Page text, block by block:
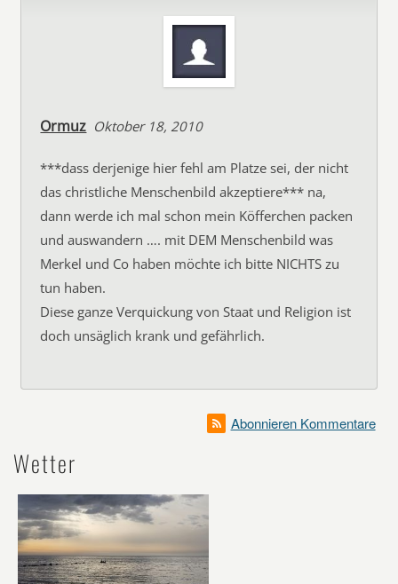
Ormuz Oktober 18, 2010
***dass derjenige hier fehl am Platze sei, der nicht
das christliche Menschenbild akzeptiere*** na,
dann werde ich mal schon mein Köfferchen packen
und auswandern …. mit DEM Menschenbild was
Merkel und Co haben möchte ich bitte NICHTS zu
tun haben.
Diese ganze Verquickung von Staat und Religion ist
doch unsäglich krank und gefährlich.
Abonnieren Kommentare
Wetter